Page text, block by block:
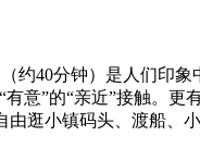
约40分钟）是人们印
意”的“亲近”接触。
由逛小镇码头、渡船